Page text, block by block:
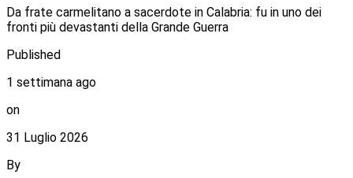
Da frate carmelitano a sacerdote in Calabria: fu in uno dei
fronti più devastanti della Grande Guerra
Published
1 settimana ago
on
31 Luglio 2026
By